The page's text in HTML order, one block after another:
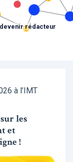
devenir rédacteur
à l’IMT
les
et
!